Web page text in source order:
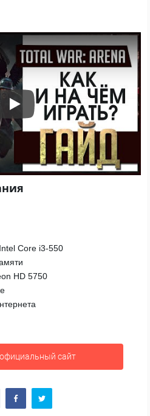
Play
Core i3-550
HD 5750
сайт